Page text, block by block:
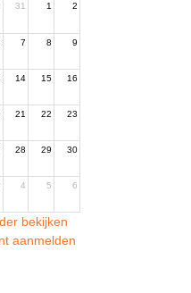
31 1 2
7 8 9
14 15 16
21 22 23
28 29 30
4 5 6
bekijken
aanmelden